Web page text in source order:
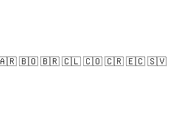
🇧🇴 🇧🇷 🇨🇱 🇨🇴 🇨🇷 🇪🇨 🇸🇻